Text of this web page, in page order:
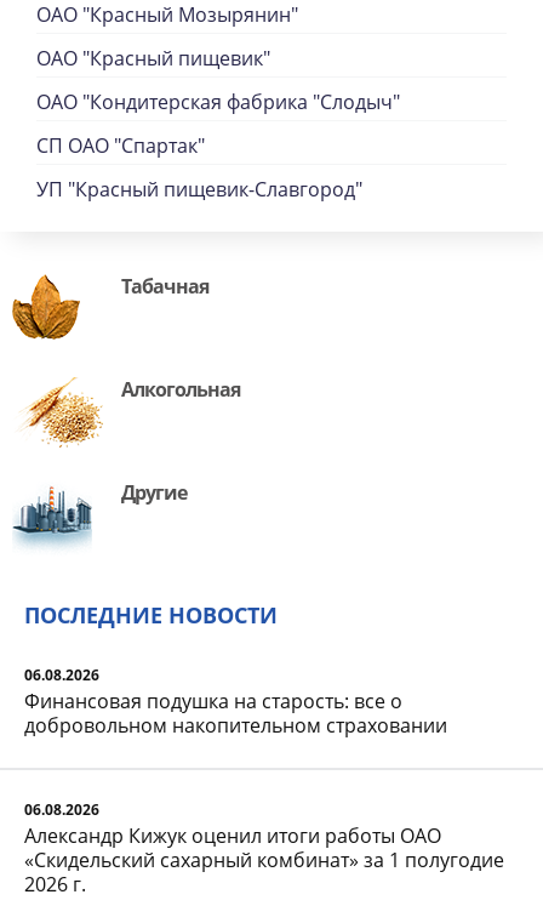
ОАО "Красный Мозырянин"
ОАО "Красный пищевик"
ОАО "Кондитерская фабрика "Слодыч"
СП ОАО "Спартак"
УП "Красный пищевик-Славгород"
Табачная
Алкогольная
Другие
ПОСЛЕДНИЕ НОВОСТИ
06.08.2026
Финансовая подушка на старость: все о
добровольном накопительном страховании
06.08.2026
Александр Кижук оценил итоги работы ОАО
«Скидельский сахарный комбинат» за 1 полугодие
2026 г.